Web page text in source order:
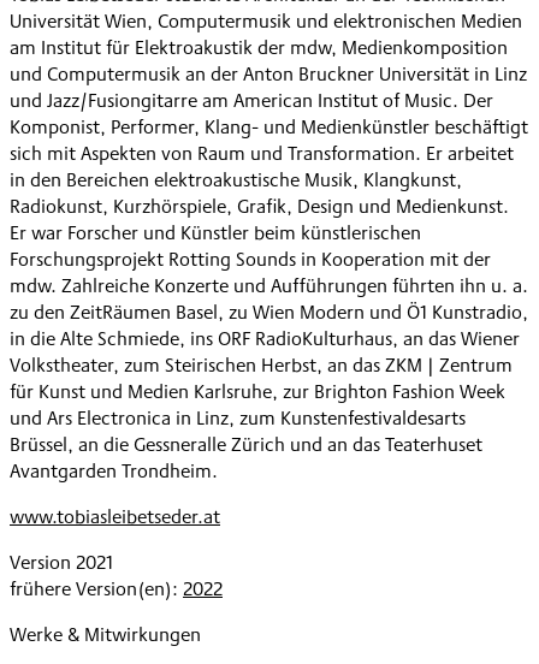
Universität Wien, Computermusik und elektronischen Medien
am Institut für Elektroakustik der mdw, Medienkomposition
und Computermusik an der Anton Bruckner Universität in Linz
und Jazz/Fusiongitarre am American Institut of Music. Der
Komponist, Performer, Klang- und Medienkünstler beschäftigt
sich mit Aspekten von Raum und Transformation. Er arbeitet
in den Bereichen elektroakustische Musik, Klangkunst,
Radiokunst, Kurzhörspiele, Grafik, Design und Medienkunst.
Er war Forscher und Künstler beim künstlerischen
Forschungsprojekt Rotting Sounds in Kooperation mit der
mdw. Zahlreiche Konzerte und Aufführungen führten ihn u. a.
zu den ZeitRäumen Basel, zu Wien Modern und Ö1 Kunstradio,
in die Alte Schmiede, ins ORF RadioKulturhaus, an das Wiener
Volkstheater, zum Steirischen Herbst, an das ZKM | Zentrum
für Kunst und Medien Karlsruhe, zur Brighton Fashion Week
und Ars Electronica in Linz, zum Kunstenfestivaldesarts
Brüssel, an die Gessneralle Zürich und an das Teaterhuset
Avantgarden Trondheim.
www.tobiasleibetseder.at
Version 2021
frühere Version(en): 2022
Werke & Mitwirkungen